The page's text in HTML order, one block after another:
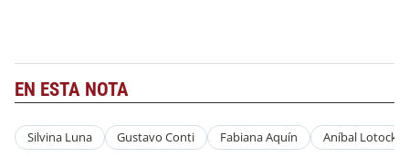
EN ESTA NOTA
Silvina Luna Gustavo Conti Fabiana Aquín Aníbal Lotocki